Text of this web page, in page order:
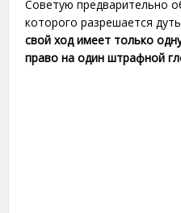
Советую предварительно
которого разрешается
свой ход имеет только
право на один штрафной